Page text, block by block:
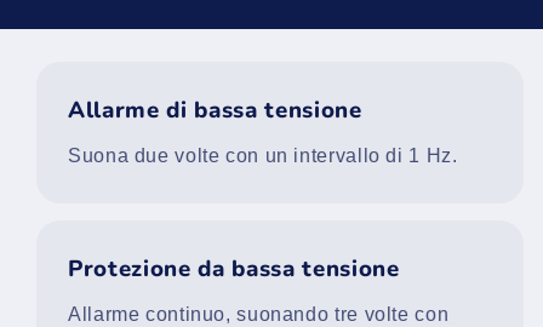
Allarme di bassa tensione
Suona due volte con un intervallo di 1 Hz.
Protezione da bassa tensione
Allarme continuo, suonando tre volte con